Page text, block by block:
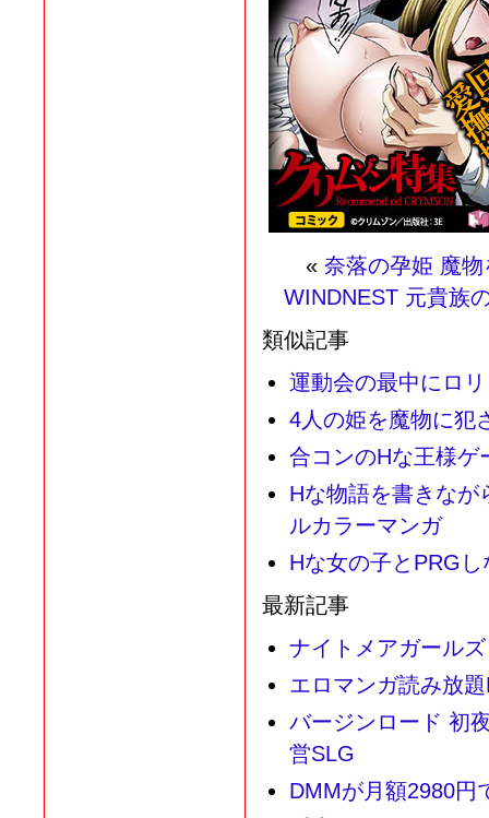
« 奈落の孕姫 魔
WINDNEST 元貴族
類似記事
運動会の最中にロ
4人の姫を魔物に犯
合コンのHな王様ゲ
Hな物語を書きなが
ルカラーマンガ
Hな女の子とPRG
最新記事
ナイトメアガール
エロマンガ読み放
バージンロード 初
営SLG
DMMが月額2980円